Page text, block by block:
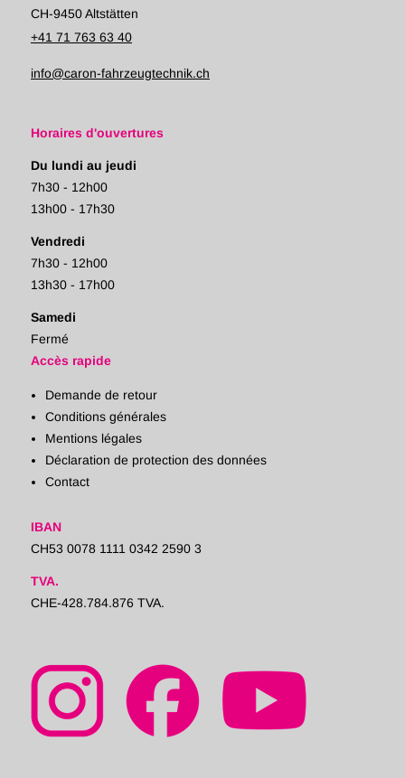
CH-9450 Altstätten
+41 71 763 63 40
info@caron-fahrzeugtechnik.ch
Horaires d'ouvertures
Du lundi au jeudi
7h30 - 12h00
13h00 - 17h30
Vendredi
7h30 - 12h00
13h30 - 17h00
Samedi
Fermé
Accès rapide
Demande de retour
Conditions générales
Mentions légales
Déclaration de protection des données
Contact
IBAN
CH53 0078 1111 0342 2590 3
TVA.
CHE-428.784.876 TVA.